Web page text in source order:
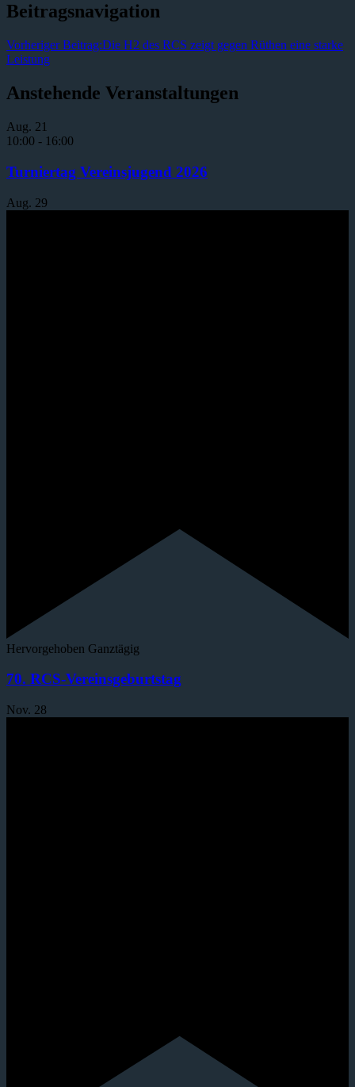
Beitragsnavigation
Vorheriger Beitrag:Die H2 des RCS zeigt gegen Rüthen eine starke
Leistung
Anstehende Veranstaltungen
Aug. 21
10:00 - 16:00
Turniertag Vereinsjugend 2026
Aug. 29
Hervorgehoben Ganztägig
70. RCS-Vereinsgeburtstag
Nov. 28